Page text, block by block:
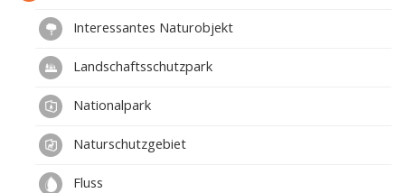
Interessantes Naturobjekt
Landschaftsschutzpark
Nationalpark
Naturschutzgebiet
Fluss